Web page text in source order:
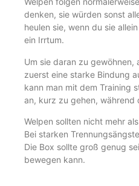
denken, sie würden sonst
heulen sie, wenn du sie
ein Irrtum.
Um sie daran zu gewöhnen,
zuerst eine starke Bindung
kann man mit dem Training
an, kurz zu gehen, während
Welpen sollten nicht mehr
Bei starken
Die Box sollte groß genug
bewegen kann.